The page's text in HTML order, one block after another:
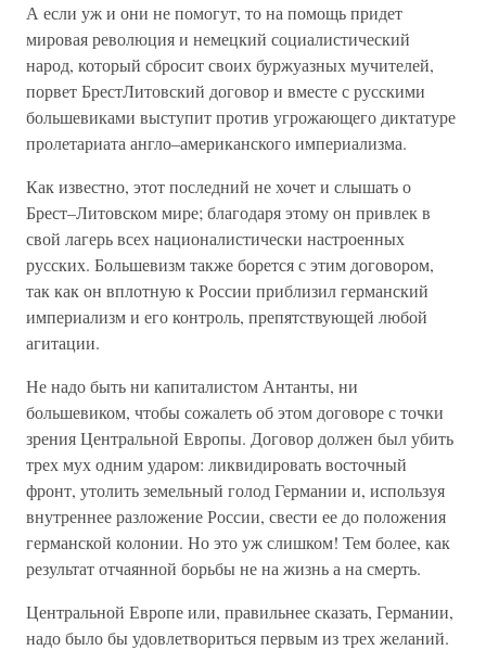
А если уж и они не помогут, то на помощь придет
мировая революция и немецкий социалистический
народ, который сбросит своих буржуазных мучителей,
порвет БрестЛитовский договор и вместе с русскими
большевиками выступит против угрожающего диктатуре
пролетариата англо–американского империализма.
Как известно, этот последний не хочет и слышать о
Брест–Литовском мире; благодаря этому он привлек в
свой лагерь всех националистически настроенных
русских. Большевизм также борется с этим договором,
так как он вплотную к России приблизил германский
империализм и его контроль, препятствующей любой
агитации.
Не надо быть ни капиталистом Антанты, ни
большевиком, чтобы сожалеть об этом договоре с точки
зрения Центральной Европы. Договор должен был убить
трех мух одним ударом: ликвидировать восточный
фронт, утолить земельный голод Германии и, используя
внутреннее разложение России, свести ее до положения
германской колонии. Но это уж слишком! Тем более, как
результат отчаянной борьбы не на жизнь а на смерть.
Центральной Европе или, правильнее сказать, Германии,
надо было бы удовлетвориться первым из трех желаний.